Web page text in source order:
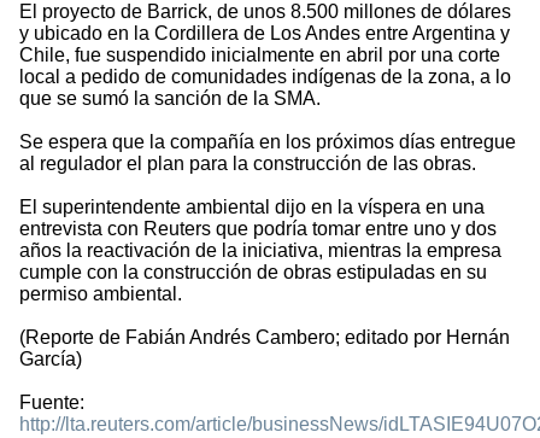
El proyecto de Barrick, de unos 8.500 millones de dólares
y ubicado en la Cordillera de Los Andes entre Argentina y
Chile, fue suspendido inicialmente en abril por una corte
local a pedido de comunidades indígenas de la zona, a lo
que se sumó la sanción de la SMA.
Se espera que la compañía en los próximos días entregue
al regulador el plan para la construcción de las obras.
El superintendente ambiental dijo en la víspera en una
entrevista con Reuters que podría tomar entre uno y dos
años la reactivación de la iniciativa, mientras la empresa
cumple con la construcción de obras estipuladas en su
permiso ambiental.
(Reporte de Fabián Andrés Cambero; editado por Hernán
García)
Fuente:
http://lta.reuters.com/article/businessNews/